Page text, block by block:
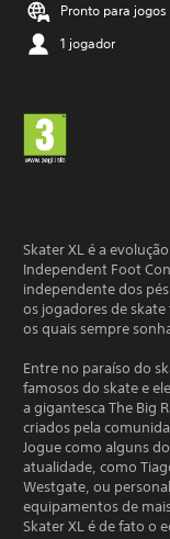
Pronto para
1 jogador
Skater XL é a
Independent Foot
independente dos
os jogadores de
os quais sempre
Entre no paraíso do
famosos do skate e
a gigantesca The Big
criados pela
Jogue como alguns
atualidade, como
Westgate, ou
equipamentos de
Skater XL é de fato o